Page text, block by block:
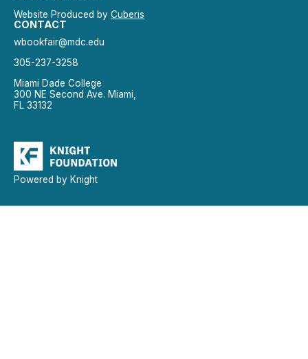
Website Produced by Cuberis
CONTACT
wbookfair@mdc.edu
305-237-3258
Miami Dade College
300 NE Second Ave. Miami,
FL 33132
Powered by Knight